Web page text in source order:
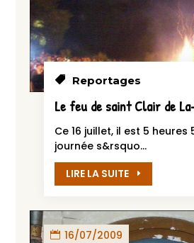
Reportages
Ce 16 juillet, il est 5 heures
journée s&rsquo...
LIRE LA SUITE
16/07/2009